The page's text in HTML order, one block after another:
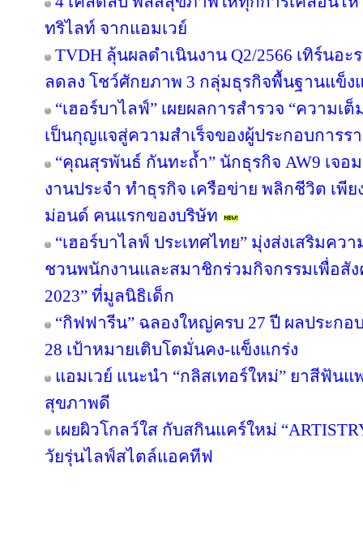
ทริไลท์ จากแอมเวย์
TVDH ลุ้นผลดำเนินงาน Q2/2566 เทิร์นอ
ลดลง โชว์ศักยภาพ 3 กลุ่มธุรกิจพื้นฐานแข็ง
“เฮอร์บาไลฟ์” เผยผลการสำรวจ “ความเ
เป็นกุญแจสู่ความสำเร็จของผู้ประกอบการร
“คุณสุรพันธ์ กันทะถ้ำ” นักธุรกิจ AW9 เจ
งานประจำ ทำธุรกิจ เครือข่าย พลิกชีวิต เพี
ม่อนด์ คนแรกของบริษัท
“เฮอร์บาไลฟ์ ประเทศไทย” มุ่งส่งเสริมค
ชวนพนักงานและสมาชิกร่วมกิจกรรมเพื่อสังค
2023” ที่มูลนิธิเด็ก
“กิฟฟารีน” ฉลองใหญ่ครบ 27 ปี ผลประก
28 เป้าหมายเติบโตมั่นคง-แข็งแกร่ง
แอมเวย์ แนะนำ “กลิสเทอร์ใหม่” ยาสีฟัน
สุขภาพดี
เผยผิวโกลว์ใส กับสกินแคร์ใหม่
วัยรุ่นไลฟ์สไตล์แอคทีฟ